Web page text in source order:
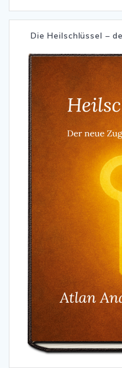
Die Heilschlüssel –